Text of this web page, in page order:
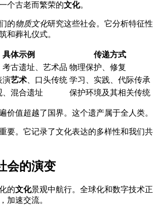
个古老而繁荣的文化。
的物质文化研究这些社会。它分析特征性
和葬礼仪式。
具体示例
传递方式
考古遗址、艺术品 物理保护、修复
演艺术 、口头传统 学习、实践、代际传承
、混合遗址 保护环境及其相关传统
价值超越了国界。这个遗产属于全人类。
要。它记录了文化表达的多样性和我们共
会的演变
的文化景观中航行。全球化和数字技术正
，加速交流。